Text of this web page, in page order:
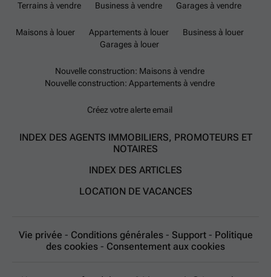
Terrains à vendre
Business à vendre Garages à vendre
Maisons à louer Appartements à louer
Business à louer
Garages à louer
Nouvelle construction: Maisons à vendre
Nouvelle construction: Appartements à vendre
Créez votre alerte email
INDEX DES AGENTS IMMOBILIERS, PROMOTEURS ET
NOTAIRES
INDEX DES ARTICLES
LOCATION DE VACANCES
Vie privée - Conditions générales - Support - Politique
des cookies - Consentement aux cookies